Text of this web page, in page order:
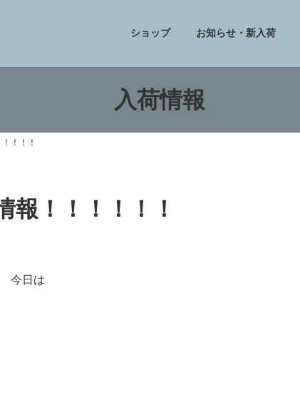
ショップ お知らせ・新入荷
入荷情報
！！！
報！！！！！！
今日は